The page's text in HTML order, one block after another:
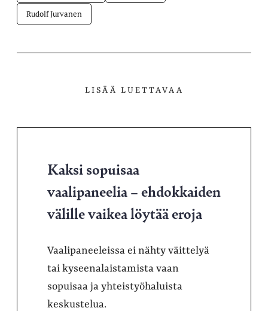
Rudolf Jurvanen
LISÄÄ LUETTAVAA
Kaksi sopuisaa
vaalipaneelia – ehdokkaiden
välille vaikea löytää eroja
Vaalipaneeleissa ei nähty väittelyä
tai kyseenalaistamista vaan
sopuisaa ja yhteistyöhaluista
keskustelua.